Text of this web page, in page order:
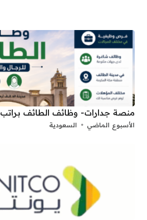
منصة جدارات- وظائف الطائف براتب 8000 ريال
الأسبوع الماضي السعودية